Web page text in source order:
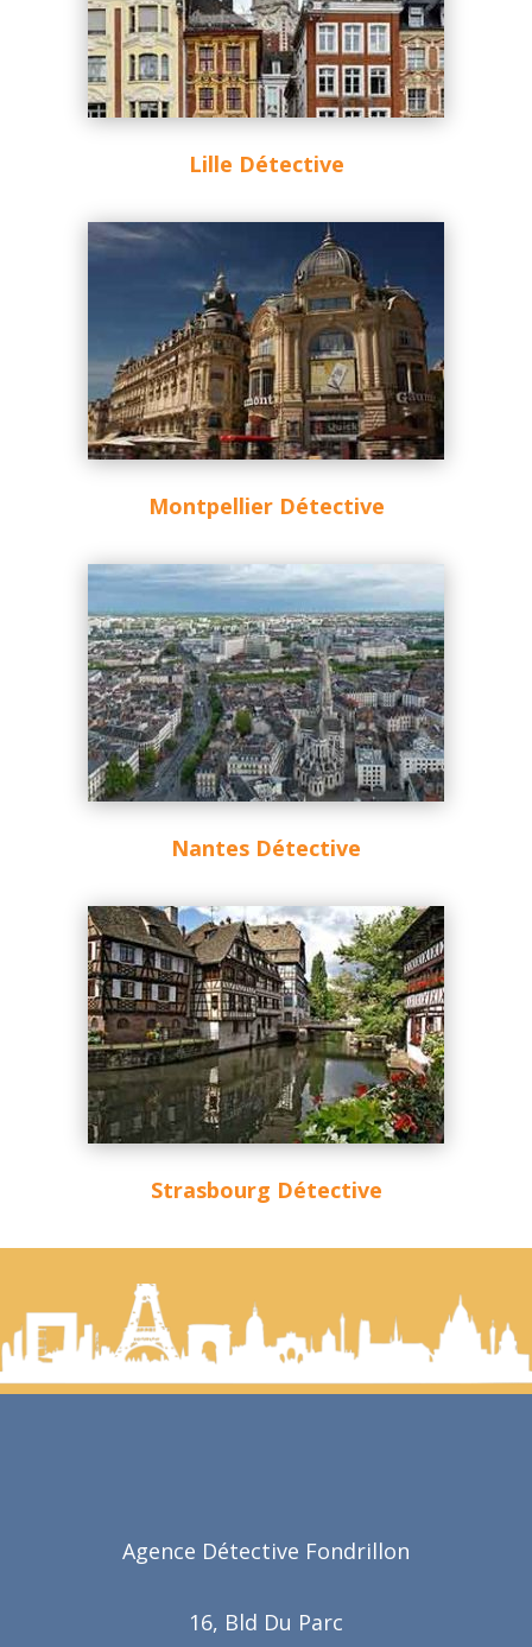
Lille Détective
Montpellier Détective
Nantes Détective
Strasbourg Détective
Agence Détective Fondrillon
16, Bld Du Parc